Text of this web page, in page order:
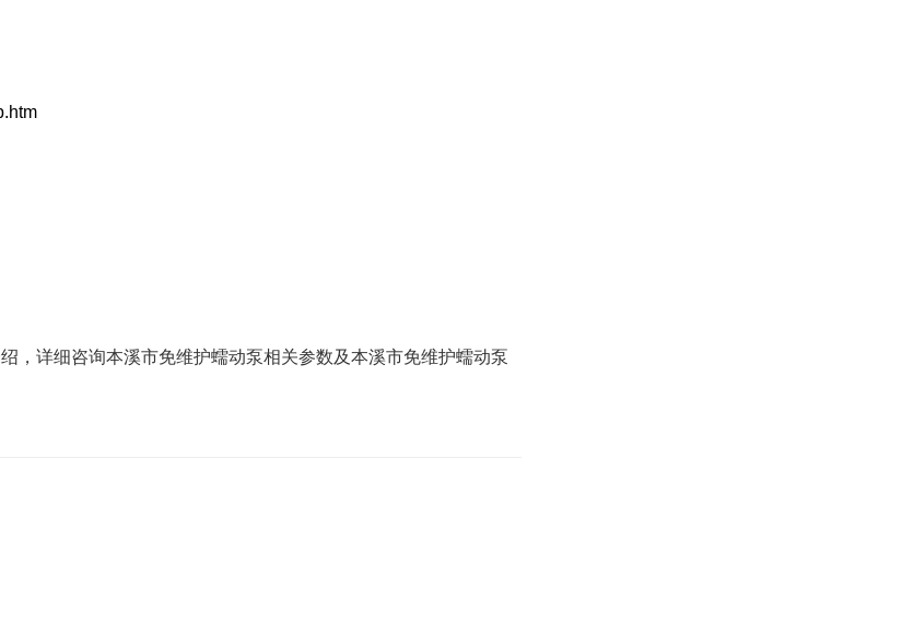
，详细咨询本溪市免维护蠕动泵相关参数及本溪市免维护蠕动泵